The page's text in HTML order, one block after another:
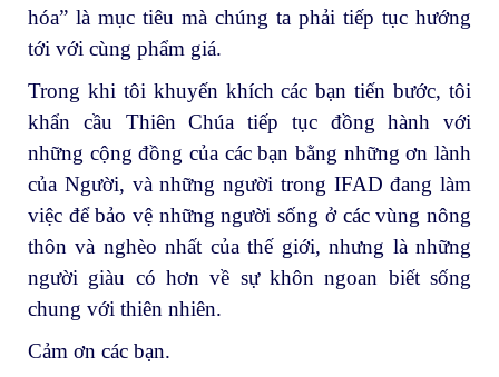
hóa” là mục tiêu mà chúng ta phải tiếp tục hướng
tới với cùng phẩm giá.
Trong khi tôi khuyến khích các bạn tiến bước, tôi
khẩn cầu Thiên Chúa tiếp tục đồng hành với
những cộng đồng của các bạn bằng những ơn lành
của Người, và những người trong IFAD đang làm
việc để bảo vệ những người sống ở các vùng nông
thôn và nghèo nhất của thế giới, nhưng là những
người giàu có hơn về sự khôn ngoan biết sống
chung với thiên nhiên.
Cảm ơn các bạn.